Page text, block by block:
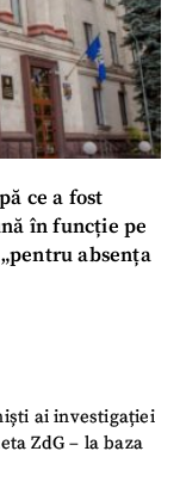
ce a fost
în funcție pe
absența
ai investigației
ZdG – la baza